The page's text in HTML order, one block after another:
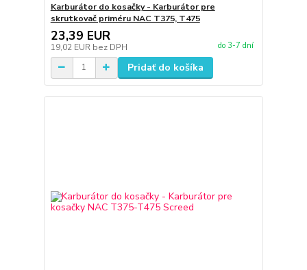
Karburátor do kosačky - Karburátor pre
skrutkovač priméru NAC T375, T475
23,39 EUR
19,02 EUR bez DPH do 3-7 dní
Pridať do košíka